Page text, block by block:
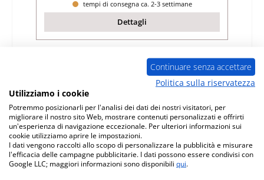
tempi di consegna ca. 2-3 settimane
Dettagli
Continuare senza accettare
Politica sulla riservatezza
Utilizziamo i cookie
Potremmo posizionarli per l'analisi dei dati dei nostri visitatori, per
migliorare il nostro sito Web, mostrare contenuti personalizzati e offrirti
un'esperienza di navigazione eccezionale. Per ulteriori informazioni sui
cookie utilizziamo aprire le impostazioni.
I dati vengono raccolti allo scopo di personalizzare la pubblicità e misurare
l'efficacia delle campagne pubblicitarie. I dati possono essere condivisi con
Google LLC; maggiori informazioni sono disponibili qui.